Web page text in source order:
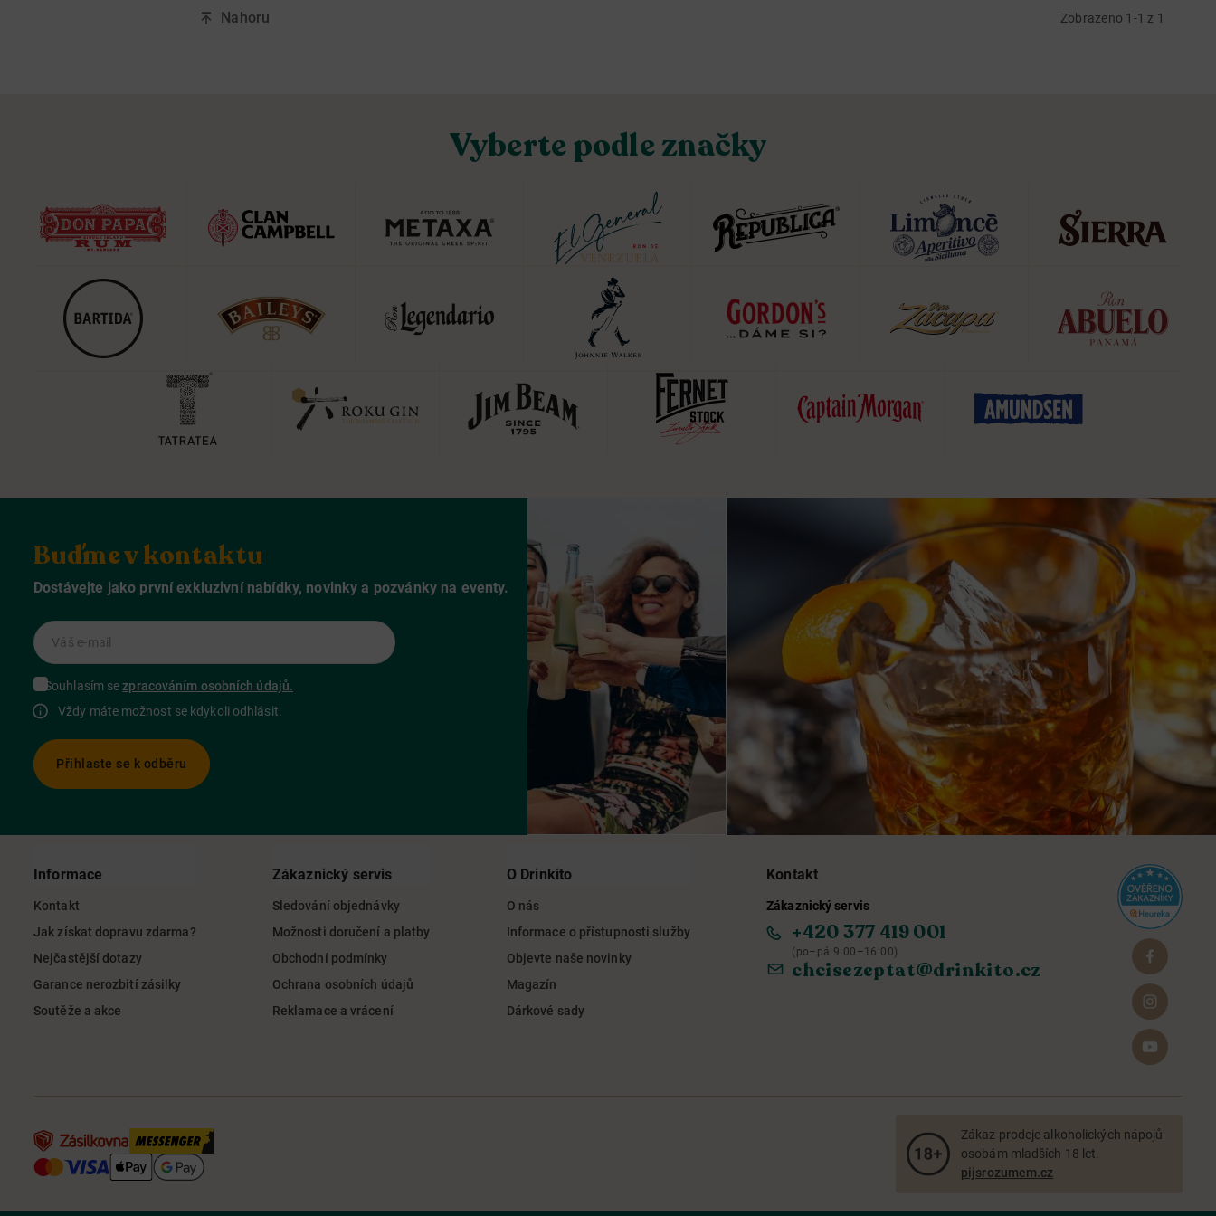
Nahoru Zobrazeno 1-1 z 1
Vyberte podle značky
Buďme v kontaktu
Dostávejte jako první exkluzivní nabídky, novinky a pozvánky na eventy.
Váš e-mail
Souhlasím sezpracováním osobních údajů.
Vždy máte možnost se kdykoli odhlásit.
Přihlaste se k odběru
Informace
Kontakt
Jak získat dopravu zdarma?
Nejčastější dotazy
Garance nerozbití zásilky
Soutěže a akce
Zákaznický servis
Sledování objednávky
Možnosti doručení a platby
Obchodní podmínky
Ochrana osobních údajů
Reklamace a vrácení
O Drinkito
O nás
Informace o přístupnosti služby
Objevte naše novinky
Magazín
Dárkové sady
Kontakt
Zákaznický servis
+420 377 419 001
(po–pá 9:00–16:00)
chcisezeptat@drinkito.cz
Zákaz prodeje alkoholických nápojů
osobám mladších 18 let.
pijsrozumem.cz